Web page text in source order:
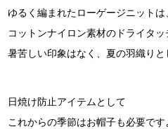
ゆるく編まれたローゲージニット
コットンナイロン素材のドライタ
暑苦しい印象はなく、夏の羽織りと
日焼け防止アイテムとして
これからの季節はお帽子も必要です